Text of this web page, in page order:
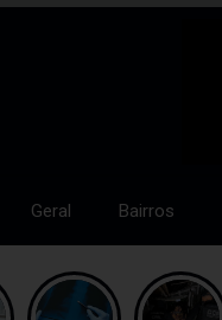
Geral Bairros